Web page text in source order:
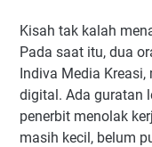
Kisah tak kalah
Pada saat itu, dua
Indiva Media
digital. Ada guratan
penerbit menolak
masih kecil, belum